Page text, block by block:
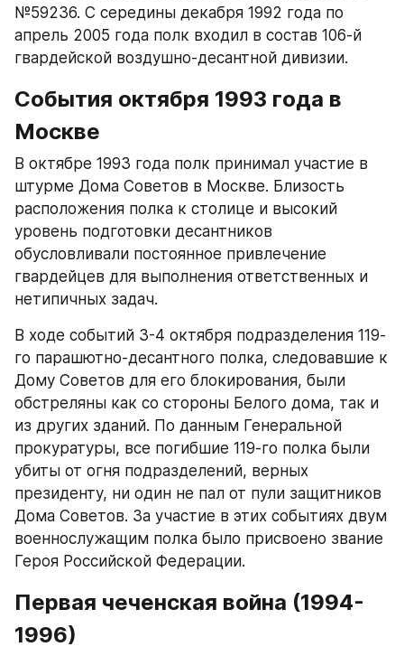
№59236. С середины декабря 1992 года по
апрель 2005 года полк входил в состав 106-й
гвардейской воздушно-десантной дивизии.​
События октября 1993 года в
Москве
В октябре 1993 года полк принимал участие в
штурме Дома Советов в Москве. Близость
расположения полка к столице и высокий
уровень подготовки десантников
обусловливали постоянное привлечение
гвардейцев для выполнения ответственных и
нетипичных задач.​
В ходе событий 3-4 октября подразделения 119-
го парашютно-десантного полка, следовавшие к
Дому Советов для его блокирования, были
обстреляны как со стороны Белого дома, так и
из других зданий. По данным Генеральной
прокуратуры, все погибшие 119-го полка были
убиты от огня подразделений, верных
президенту, ни один не пал от пули защитников
Дома Советов. За участие в этих событиях двум
военнослужащим полка было присвоено звание
Героя Российской Федерации.​
Первая чеченская война (1994-
1996)